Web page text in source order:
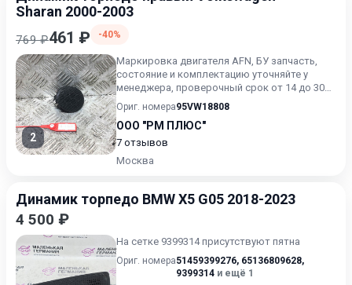
Sharan 2000-2003
769 ₽461 ₽ -40%
2
Маркировка двигателя AFN, БУ запчасть,
состояние и комплектацию уточняйте у
менеджера, проверочный срок от 14 до 30
дней.
Ориг. номера95VW18808
ООО "РМ ПЛЮС"
7 отзывов
Москва
Динамик торпедо BMW X5 G05 2018-2023
4 500 ₽
На сетке 9399314 присутствуют пятна
Ориг. номера51459399276, 65136809628,
9399314 и ещё 1